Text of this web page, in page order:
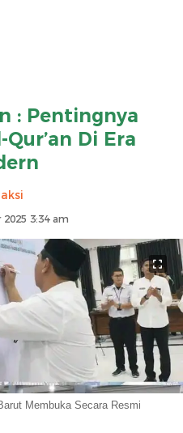
: Pentingnya
Di Era
3:34 am
Membuka Secara Resmi